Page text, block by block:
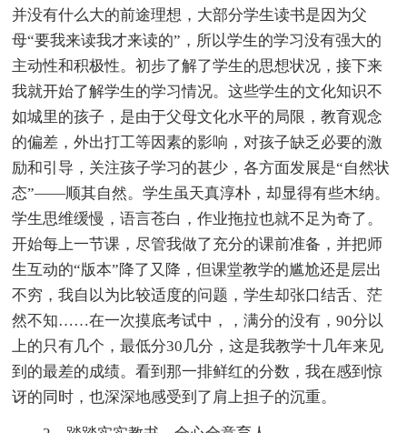
并没有什么大的前途理想，大部分学生读书是因为父
母“要我来读我才来读的”，所以学生的学习没有强大的
主动性和积极性。初步了解了学生的思想状况，接下来
我就开始了解学生的学习情况。这些学生的文化知识不
如城里的孩子，是由于父母文化水平的局限，教育观念
的偏差，外出打工等因素的影响，对孩子缺乏必要的激
励和引导，关注孩子学习的甚少，各方面发展是“自然状
态”——顺其自然。学生虽天真淳朴，却显得有些木纳。
学生思维缓慢，语言苍白，作业拖拉也就不足为奇了。
开始每上一节课，尽管我做了充分的课前准备，并把师
生互动的“版本”降了又降，但课堂教学的尴尬还是层出
不穷，我自以为比较适度的问题，学生却张口结舌、茫
然不知……在一次摸底考试中，，满分的没有，90分以
上的只有几个，最低分30几分，这是我教学十几年来见
到的最差的成绩。看到那一排鲜红的分数，我在感到惊
讶的同时，也深深地感受到了肩上担子的沉重。